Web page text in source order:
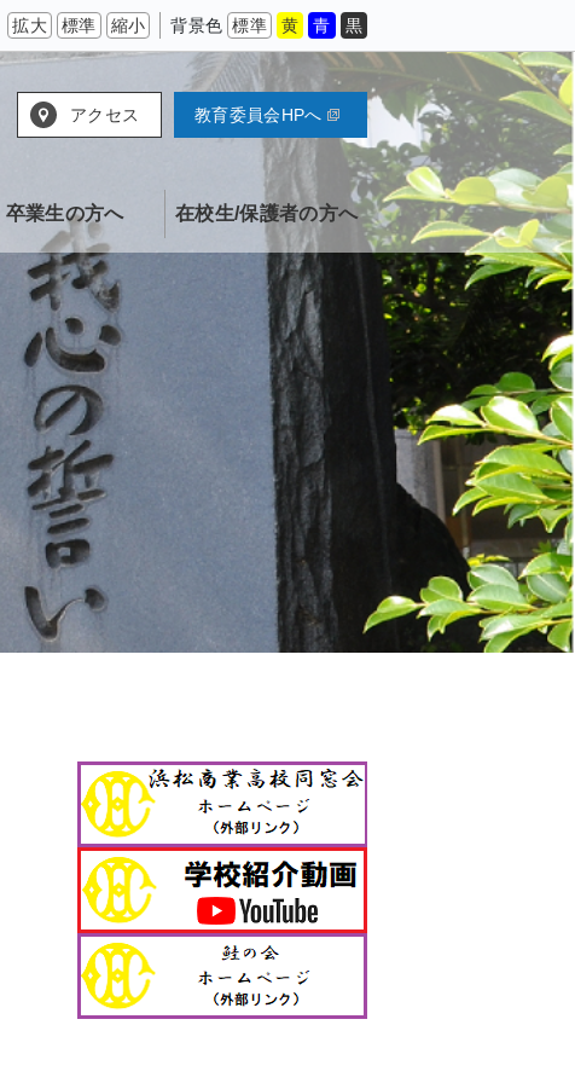
拡大 標準 縮小 背景色 標準 黄 青 黒
アクセス 教育委員会HPへ
卒業生の方へ 在校生/保護者の方へ